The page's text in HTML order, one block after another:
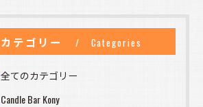
カテゴリー Categories
全てのカテゴリー
Candle Bar Kony